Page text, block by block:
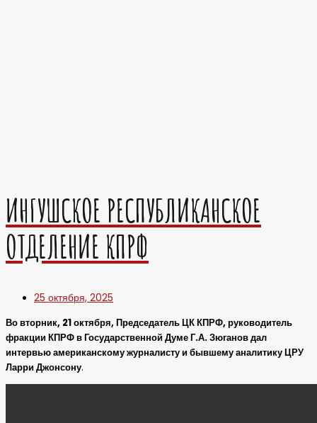
ИНГУШСКОЕ РЕСПУБЛИКАНСКОЕ
ОТДЕЛЕНИЕ КПРФ
25 октября, 2025
Во вторник, 21 октября, Председатель ЦК КПРФ, руководитель
фракции КПРФ в Государственной Думе Г.А. Зюганов дал
интервью американскому журналисту и бывшему аналитику ЦРУ
Ларри Джонсону.